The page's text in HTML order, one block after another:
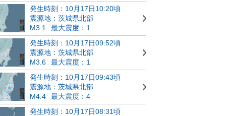
発生時刻：10月17日10:20頃
震源地：茨城県北部
M3.1
最大震度：1
発生時刻：10月17日09:52頃
震源地：茨城県北部
M3.6
最大震度：1
発生時刻：10月17日09:43頃
震源地：茨城県北部
M4.4
最大震度：4
発生時刻：10月17日08:31頃